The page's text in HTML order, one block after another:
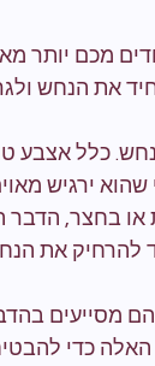
מכם
את הנחש
כלל אצבע
ירגיש
בחצר, הדבר
להרחיק את
כדי